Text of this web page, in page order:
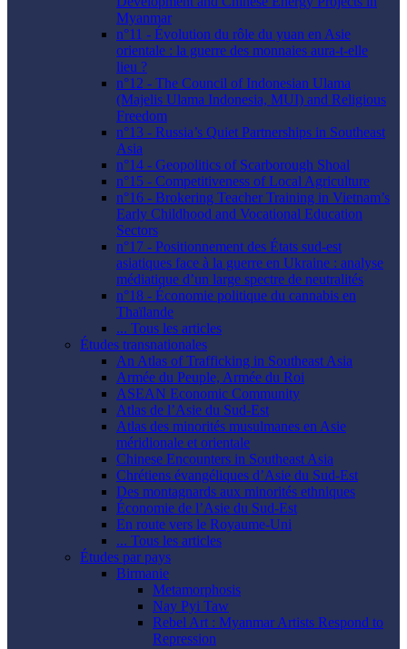
Myanmar
n°11 - Évolution du rôle du yuan en Asie
orientale : la guerre des monnaies aura-t-elle
lieu ?
n°12 - The Council of Indonesian Ulama
(Majelis Ulama Indonesia, MUI) and Religious
Freedom
n°13 - Russia’s Quiet Partnerships in Southeast
Asia
n°14 - Geopolitics of Scarborough Shoal
n°15 - Competitiveness of Local Agriculture
n°16 - Brokering Teacher Training in Vietnam’s
Early Childhood and Vocational Education
Sectors
n°17 - Positionnement des États sud-est
asiatiques face à la guerre en Ukraine : analyse
médiatique d’un large spectre de neutralités
n°18 - Économie politique du cannabis en
Thaïlande
... Tous les articles
Études transnationales
An Atlas of Trafficking in Southeast Asia
Armée du Peuple, Armée du Roi
ASEAN Economic Community
Atlas de l’Asie du Sud-Est
Atlas des minorités musulmanes en Asie
méridionale et orientale
Chinese Encounters in Southeast Asia
Chrétiens évangéliques d’Asie du Sud-Est
Des montagnards aux minorités ethniques
Économie de l’Asie du Sud-Est
En route vers le Royaume-Uni
... Tous les articles
Études par pays
Birmanie
Metamorphosis
Nay Pyi Taw
Rebel Art : Myanmar Artists Respond to
Repression